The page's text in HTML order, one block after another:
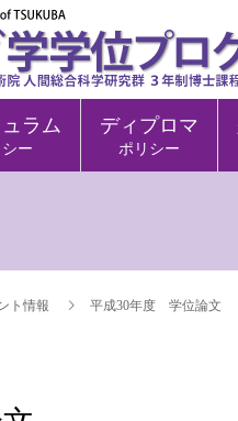
ラム
ー
ディプロマ
ポリシー
ト情報 平成30年度 学位論文